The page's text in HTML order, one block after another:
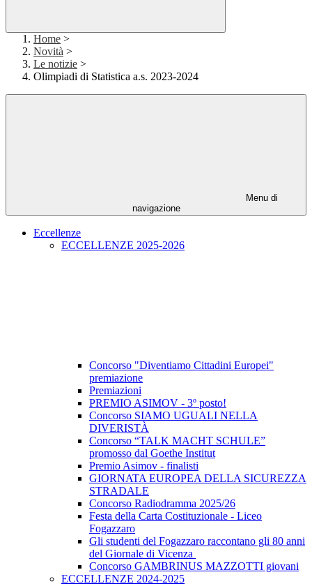
Home >
Novità >
Le notizie >
Olimpiadi di Statistica a.s. 2023-2024
Menu di
navigazione
Eccellenze
ECCELLENZE 2025-2026
Concorso "Diventiamo Cittadini Europei"
premiazione
Premiazioni
PREMIO ASIMOV - 3º posto!
Concorso SIAMO UGUALI NELLA
DIVERISTÀ
Concorso “TALK MACHT SCHULE”
promosso dal Goethe Institut
Premio Asimov - finalisti
GIORNATA EUROPEA DELLA SICUREZZA
STRADALE
Concorso Radiodramma 2025/26
Festa della Carta Costituzionale - Liceo
Fogazzaro
Gli studenti del Fogazzaro raccontano gli 80 anni
del Giornale di Vicenza
Concorso GAMBRINUS MAZZOTTI giovani
ECCELLENZE 2024-2025